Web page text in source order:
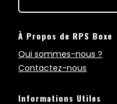
À Propos de RPS Boxe
Qui sommes-nous ?
Contactez-nous
Informations Utiles